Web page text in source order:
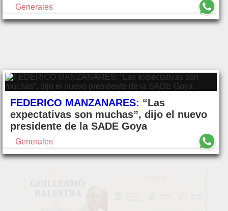
Generales
FEDERICO MANZANARES: “Las
expectativas son muchas”, dijo el nuevo
presidente de la SADE Goya
Generales